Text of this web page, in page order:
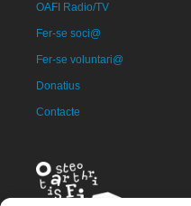
OAFI Radio/TV
Fer-se soci@
Fer-se voluntari@
Donatius
Contacte